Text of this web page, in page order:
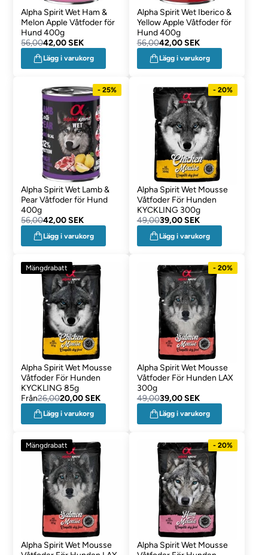
Alpha Spirit Wet Ham &
Melon Apple Våtfoder för
Hund 400g
56,0042,00 SEK
Lägg i varukorg
Alpha Spirit Wet Iberico &
Yellow Apple Våtfoder för
Hund 400g
56,0042,00 SEK
Lägg i varukorg
- 25%
Alpha Spirit Wet Lamb &
Pear Våtfoder för Hund
400g
56,0042,00 SEK
Lägg i varukorg
- 20%
Alpha Spirit Wet Mousse
Våtfoder För Hunden
KYCKLING 300g
49,0039,00 SEK
Lägg i varukorg
Mängdrabatt
Alpha Spirit Wet Mousse
Våtfoder För Hunden
KYCKLING 85g
Från26,0020,00 SEK
Lägg i varukorg
- 20%
Alpha Spirit Wet Mousse
Våtfoder För Hunden LAX
300g
49,0039,00 SEK
Lägg i varukorg
Mängdrabatt
Alpha Spirit Wet Mousse
- 20%
Alpha Spirit Wet Mousse